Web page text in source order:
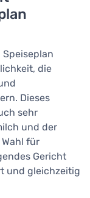
die
Dieses
sehr
und der
für
Gericht
und gleichzeitig